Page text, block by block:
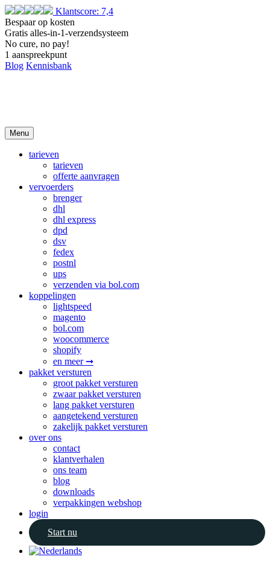
Klantscore: 7,4
Bespaar op kosten
Gratis alles-in-1-verzendsysteem
No cure, no pay!
1 aanspreekpunt
Blog Kennisbank
Menu
tarieven
tarieven
offerte aanvragen
vervoerders
brenger
dhl
dhl express
dpd
dsv
fedex
postnl
ups
verzenden via bol.com
koppelingen
lightspeed
magento
bol.com
woocommerce
shopify
en meer ➞
pakket versturen
groot pakket versturen
zwaar pakket versturen
lang pakket versturen
aangetekend versturen
zakelijk pakket versturen
over ons
contact
klantverhalen
ons team
blog
downloads
verpakkingen webshop
login
Start nu